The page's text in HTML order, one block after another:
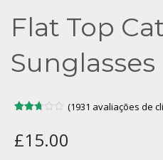
Flat Top
Sunglasses
2.68
de 5,
(1931 avaliações de
£15.00